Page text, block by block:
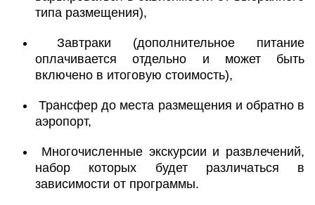
типа размещения),
Завтраки (дополнительное питание
оплачивается отдельно и может быть
включено в итоговую стоимость),
Трансфер до места размещения и обратно в
аэропорт,
Многочисленные экскурсии и развлечений,
набор которых будет различаться в
зависимости от программы.